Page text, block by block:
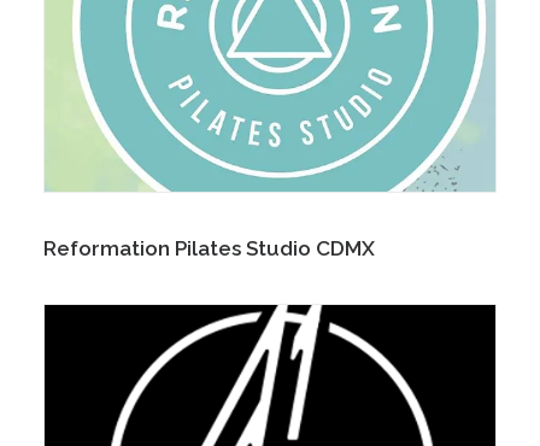
MORE…
Reformation Pilates Studio CDMX